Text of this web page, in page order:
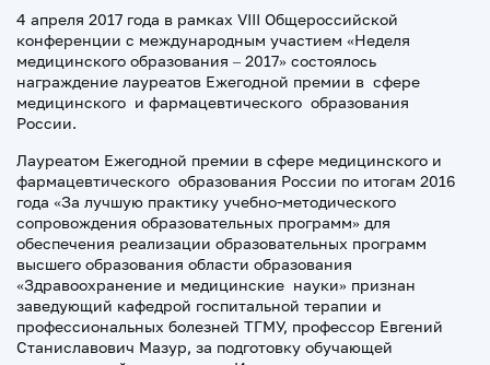
4 апреля 2017 года в рамках VIII Общероссийской
конференции с международным участием «Неделя
медицинского образования – 2017» состоялось
награждение лауреатов Ежегодной премии в сфере
медицинского и фармацевтического образования
России.
Лауреатом Ежегодной премии в сфере медицинского и
фармацевтического образования России по итогам 2016
года «За лучшую практику учебно-методического
сопровождения образовательных программ» для
обеспечения реализации образовательных программ
высшего образования области образования
«Здравоохранение и медицинские науки» признан
заведующий кафедрой госпитальной терапии и
профессиональных болезней ТГМУ, профессор Евгений
Станиславович Мазур, за подготовку обучающей